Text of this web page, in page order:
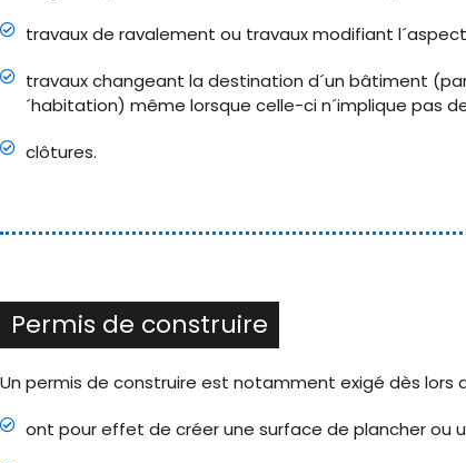
travaux de ravalement ou travaux modifiant
travaux changeant la destination d´un bâtiment
´habitation) même lorsque celle-ci n´implique pas
clôtures.
Permis de construire
Un permis de construire est notamment exigé dès lors
ont pour effet de créer une surface de plancher ou